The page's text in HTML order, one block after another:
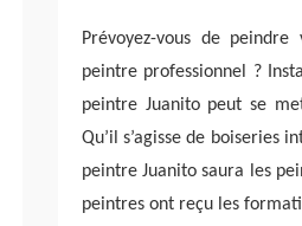
Prévoyez-vous de
peintre professionnel ?
peintre Juanito peut se
Qu’il s’agisse de boiseries
peintre Juanito saura les
peintres ont reçu les